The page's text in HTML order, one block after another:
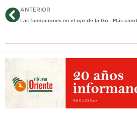
AntANTERIOR
Las fundaciones en el ojo de la Gobernación